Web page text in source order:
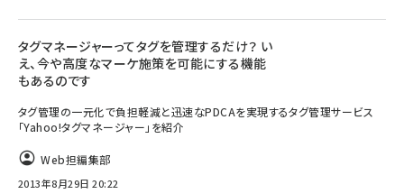
タグマネージャーってタグを管理するだけ？ い
え、今や高度なマーケ施策を可能にする機能
もあるのです
タグ管理の一元化で負担軽減と迅速なPDCAを実現するタグ管理サービス
「Yahoo!タグマネージャー」を紹介
Web担編集部
2013年8月29日 20:22